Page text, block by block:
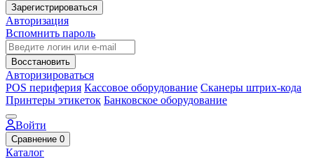
Зарегистрироваться
Авторизация
Вспомнить пароль
Восстановить
Авторизироваться
POS периферия Кассовое оборудование Сканеры штрих-кода
Принтеры этикеток Банковское оборудование
Войти
Сравнение 0
Каталог